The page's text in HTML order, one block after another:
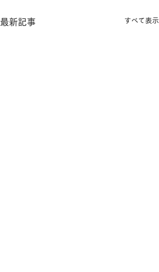
最新記事 すべて表示